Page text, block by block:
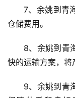
7、余姚到青
仓储费用。
8、余姚到青
快的运输方案，将
9、余姚到青